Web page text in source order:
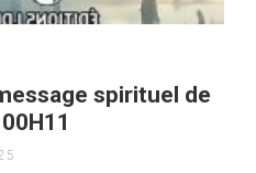
spirituel de